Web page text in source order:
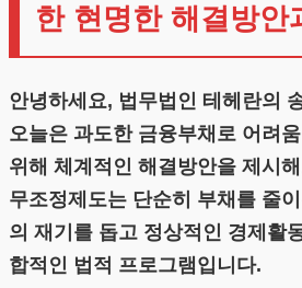
한 현명한 해결방안
안녕하세요, 법무법인 테헤란의
오늘은 과도한 금융부채로 어려
위해 체계적인 해결방안을 제시
무조정제도는 단순히 부채를 줄
의 재기를 돕고 정상적인 경제활
합적인 법적 프로그램입니다.